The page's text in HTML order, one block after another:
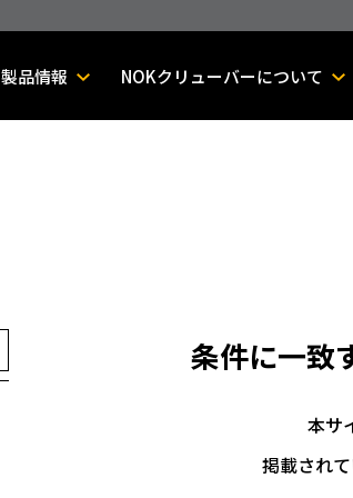
製品情報 NOKクリューバーについて
条件に一致
本サ
掲載され